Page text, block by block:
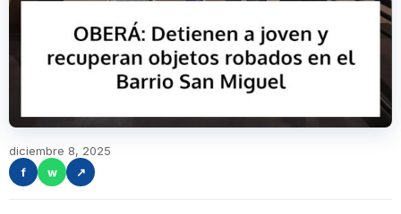
diciembre 8, 2025
f
w ↗